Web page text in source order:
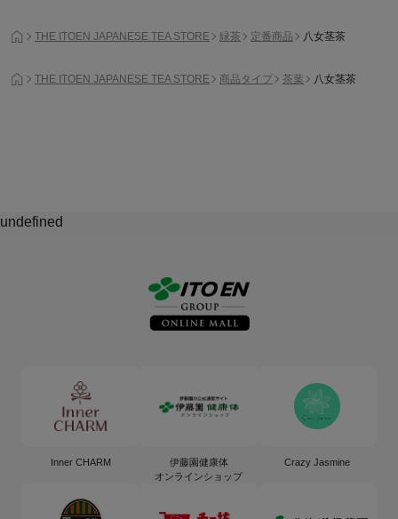
THE ITOEN JAPANESE TEA STORE 緑茶 定番商品 八女茎茶
THE ITOEN JAPANESE TEA STORE 商品タイプ 茶葉 八女茎茶
undefined
Inner CHARM
伊藤園健康体
オンラインショップ
Crazy Jasmine